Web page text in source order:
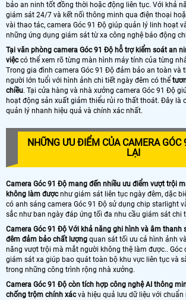
bảo an ninh tốt đồng thời hoặc động liên tục. Với khả
giám sát 24/7 và kết nối thông minh qua điện thoại
vài thao tác, camera Góc 91 Độ giúp quản lý linh hoạt
những ứng dụng giám sát từ xa công nghệ báo động
Tại văn phòng camera Góc 91 Độ hỗ trợ kiểm soát an
việccó thể xem rõ từng màn hình máy tính của từng
Trong gia đình camera Góc 91 Độ đảm bảo an toàn và
người lớn tuổi với hình ảnh chi tiết ngày đêm có thể
chiều. Tại cửa hàng và nhà xưởng camera Góc 91 Độ
hoạt động sản xuất giảm thiểu rủi ro thất thoát. Đây là
quản lý nhanh hiệu quả và chính xác nhất.
NHỮNG ƯU ĐIỂM CỦA CAMERA
LẠI
Camera Góc 91 Độ mang đến nhiều ưu điểm vượt trội
không làm đượcnhư giám sát liên tục ngày đêm, dặc
có anh sáng camera Góc 91 Độ sử dụng chip starlight
sắc như ban ngày đáp ứng tối đa nhu cầu giám sát chi
Camera Góc 91 Độ Với khả năng ghi hình và âm thanh
đêm đảm bảo chất lượng quan sát tối ưu cả hình ảnh
năng vượt trội mà mắt người không thệ làm được.. Góc
giám sát xa giúp bao quát toàn bộ khu vực liên tục và
trong những công trình rộng nhà xưởng.
Camera Góc 91 Độ còn tích hợp công nghệ AI thông
chống trộm chính xácvà hiệu quả lưu dữ liệu với chuẩn